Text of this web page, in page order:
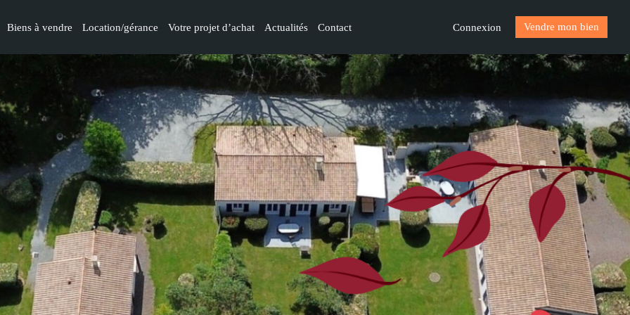
Biens à vendre Location/gérance Votre projet d’achat Actualités Contact Connexion Vendre mon bien